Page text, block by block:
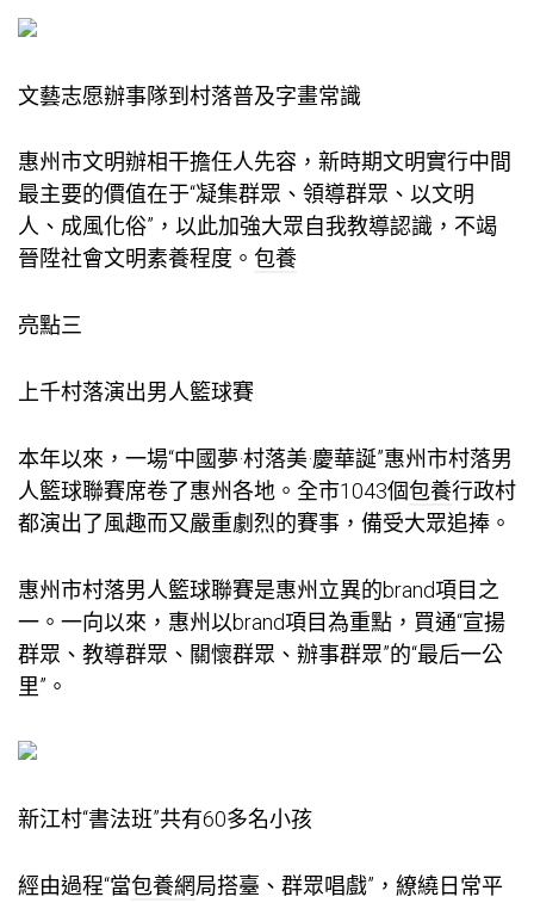
文藝志愿辦事隊到村落普及字畫常識
惠州市文明辦相干擔任人先容，新時期文明實行中間
最主要的價值在于“凝集群眾、領導群眾、以文明
人、成風化俗”，以此加強大眾自我教導認識，不竭
晉陞社會文明素養程度。 包養
亮點三
上千村落演出男人籃球賽
本年以來，一場“中國夢·村落美·慶華誕”惠州市村落男
人籃球聯賽席卷了惠州各地。全市1043個包養行政村
都演出了風趣而又嚴重劇烈的賽事，備受大眾追捧。
惠州市村落男人籃球聯賽是惠州立異的brand項目之
一。一向以來，惠州以brand項目為重點，買通“宣揚
群眾、教導群眾、關懷群眾、辦事群眾”的“最后一公
里”。
新江村“書法班”共有60多名小孩
經由過程“當包養網局搭臺、群眾唱戲”，繚繞日常平